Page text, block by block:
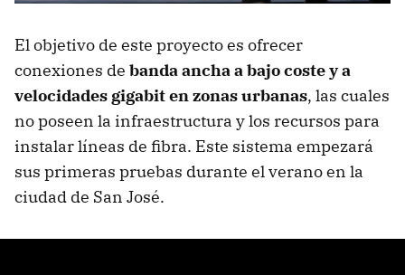
El objetivo de este proyecto es ofrecer
conexiones de banda ancha a bajo coste y a
velocidades gigabit en zonas urbanas, las cuales
no poseen la infraestructura y los recursos para
instalar líneas de fibra. Este sistema empezará
sus primeras pruebas durante el verano en la
ciudad de San José.